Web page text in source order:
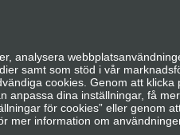
analysera
samt som stöd i vår
cookies. Genom att klicka
anpassa dina inställningar, få
för cookies” eller genom
mer information om